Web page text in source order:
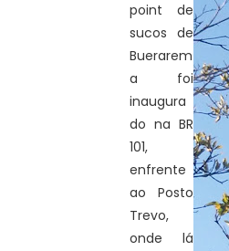
point de
sucos de
Buerarem
a foi
inaugura
do na BR
101,
enfrente
ao Posto
Trevo,
onde lá